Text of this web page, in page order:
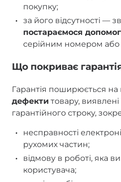
покупку;
за його відсутності —
постараємося
серійним номером
Що покриває
Гарантія поширюється на
дефекти товару,
гарантійного строку,
несправності
рухомих частин;
відмову в роботі, яка
користувача;